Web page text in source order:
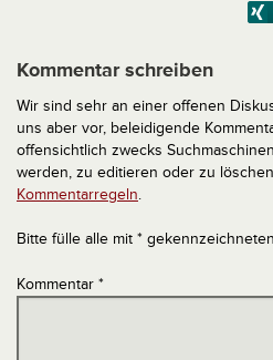
Kommentar schreiben
Wir sind sehr an einer offenen
uns aber vor, beleidigende
offensichtlich zwecks
werden, zu editieren oder zu
Kommentarregeln.
Bitte fülle alle mit *
Kommentar *